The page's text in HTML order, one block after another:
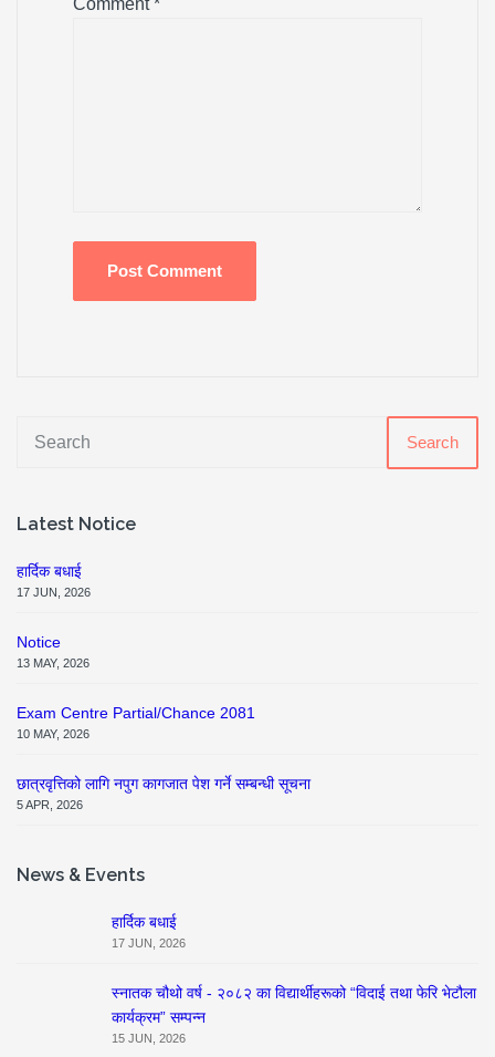
Comment*
Search
Latest Notice
हार्दिक बधाई
17 JUN, 2026
Notice
13 MAY, 2026
Exam Centre Partial/Chance 2081
10 MAY, 2026
छात्रवृत्तिको लागि नपुग कागजात पेश गर्ने सम्बन्धी सूचना
5 APR, 2026
News & Events
हार्दिक बधाई
17 JUN, 2026
स्नातक चौथो वर्ष - २०८२ का विद्यार्थीहरूको “विदाई तथा फेरि भेटौला
कार्यक्रम” सम्पन्न
15 JUN, 2026